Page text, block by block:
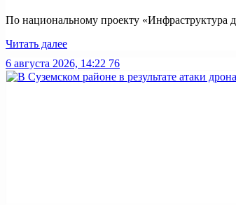
По национальному проекту «Инфраструктура
Читать далее
6 августа 2026, 14:22 76